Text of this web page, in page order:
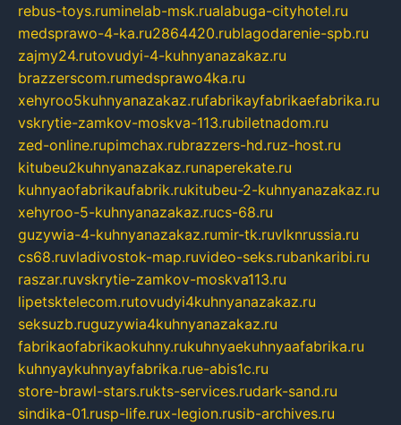
rebus-toys.ruminelab-msk.rualabuga-cityhotel.ru
medsprawo-4-ka.ru2864420.rublagodarenie-spb.ru
zajmy24.rutovudyi-4-kuhnyanazakaz.ru
brazzerscom.rumedsprawo4ka.ru
xehyroo5kuhnyanazakaz.rufabrikayfabrikaefabrika.ru
vskrytie-zamkov-moskva-113.rubiletnadom.ru
zed-online.rupimchax.rubrazzers-hd.ruz-host.ru
kitubeu2kuhnyanazakaz.runaperekate.ru
kuhnyaofabrikaufabrik.rukitubeu-2-kuhnyanazakaz.ru
xehyroo-5-kuhnyanazakaz.rucs-68.ru
guzywia-4-kuhnyanazakaz.rumir-tk.ruvlknrussia.ru
cs68.ruvladivostok-map.ruvideo-seks.rubankaribi.ru
raszar.ruvskrytie-zamkov-moskva113.ru
lipetsktelecom.rutovudyi4kuhnyanazakaz.ru
seksuzb.ruguzywia4kuhnyanazakaz.ru
fabrikaofabrikaokuhny.rukuhnyaekuhnyaafabrika.ru
kuhnyaykuhnyayfabrika.rue-abis1c.ru
store-brawl-stars.rukts-services.rudark-sand.ru
sindika-01.rusp-life.rux-legion.rusib-archives.ru